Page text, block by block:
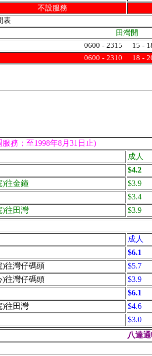
不設服務
表
田灣開
0600 - 2315 15 -
0600 - 2310 18 -
務；至1998年8月31日止)
成人
$4.2
)往金鐘
$3.9
$3.4
)往田灣
$3.9
成人
$6.1
)往灣仔碼頭
$5.7
)往灣仔碼頭
$3.9
$6.1
)往田灣
$4.6
$3.0
八達